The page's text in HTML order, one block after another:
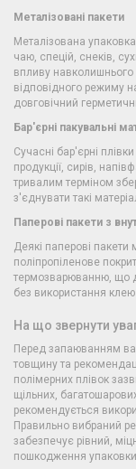
Металізовані пакети
Металізована
чаю, спецій, снеків,
впливу
відповідного режиму
довговічний
Бар'єрні пакувальні
Сучасні бар'єрні
продукції, сирів,
тривалим терміном
з'єднувати такі
Паперові пакети з
Деякі паперові
поліпропіленове
термозварюванню, що
без використання
На що звернути
Перед запаюванням
товщину та
полімерних плівок
щільних,
рекомендується
Правильно вибраний
забезпечує рівний,
пошкодження